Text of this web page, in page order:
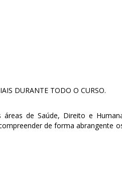
DURANTE TODO O CURSO.
de Saúde, Direito e
de forma abrangente